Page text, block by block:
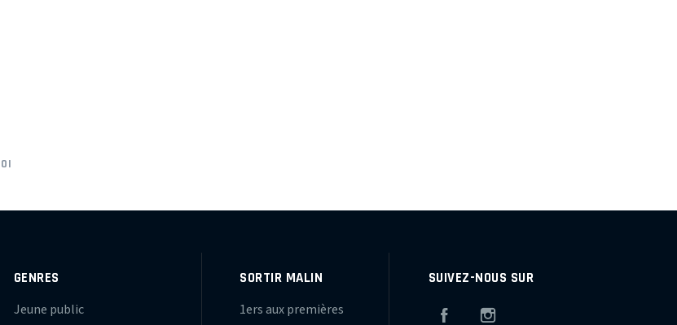
GENRES
Jeune public
SORTIR MALIN
1ers aux premières
SUIVEZ-NOUS SUR
Facebook